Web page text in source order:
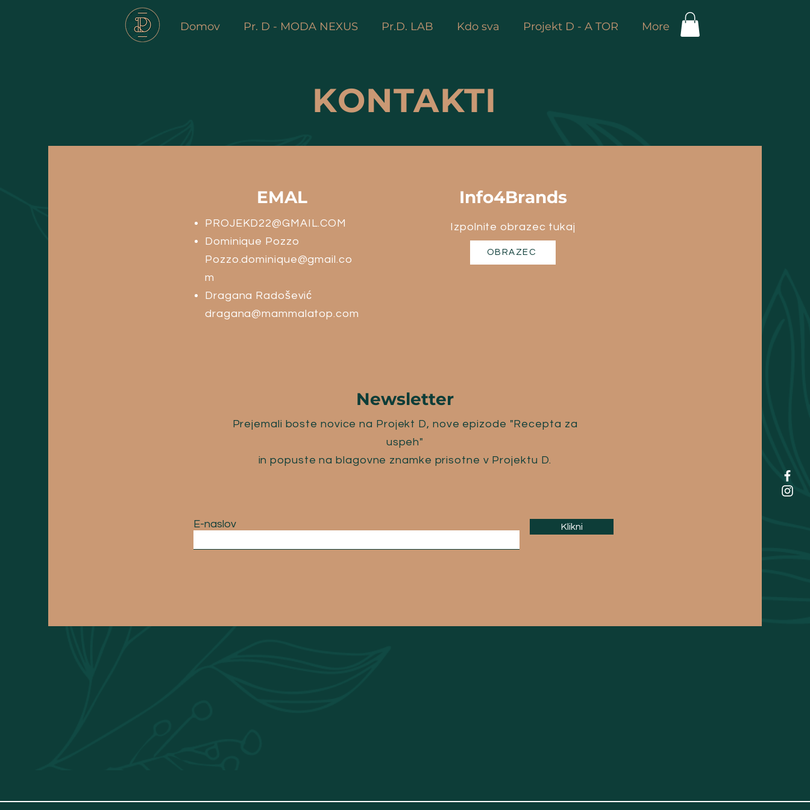
Domov Pr. D - MODA NEXUS Pr.D. LAB Kdo sva Projekt D - A TOR More
KONTAKTI
EMAL
PROJEKD22@GMAIL.COM
Dominique Pozzo
Pozzo.dominique@gmail.co
m
Dragana Radošević
dragana@mammalatop.com
Info4Brands
Izpolnite obrazec tukaj
OBRAZEC
Newsletter
Prejemali boste novice na Projekt D, nove epizode "Recepta za
uspeh"
in popuste na blagovne znamke prisotne v Projektu D.
E-naslov Klikni